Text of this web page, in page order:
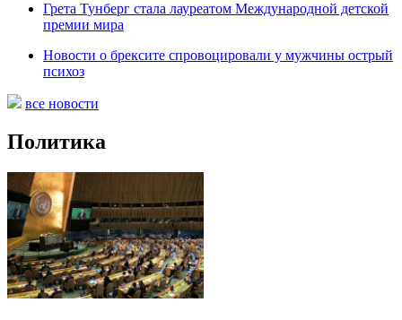
Грета Тунберг стала лауреатом Международной детской
премии мира
Новости о брексите спровоцировали у мужчины острый
психоз
все новости
Политика